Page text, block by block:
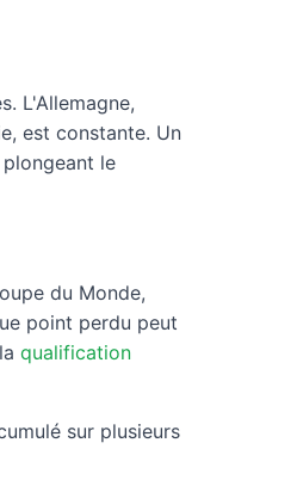
L'Allemagne,
est constante. Un
le
du Monde,
point perdu peut
qualification
sur plusieurs